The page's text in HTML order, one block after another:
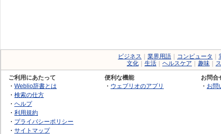
ビジネス 業界用語 コンピュータ
文化
生活 ヘルスケア 趣味
ご利用にあたって
・ Weblio辞書とは
・ 検索の仕方
・ ヘルプ
・ 利用規約
・ プライバシーポリシー
・ サイトマップ
便利な機能
・ ウェブリオのアプリ
お問合
・ お問